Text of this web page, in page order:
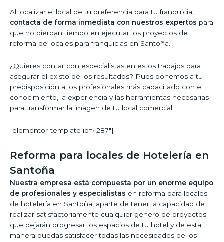
Al localizar el local de tu preferencia para tu franquicia,
contacta de forma inmediata con nuestros expertos para
que no pierdan tiempo en ejecutar los proyectos de
reforma de locales para franquicias en Santoña.
¿Quieres contar con especialistas en estos trabajos para
asegurar el existo de los resultados? Pues ponemos a tu
predisposición a los profesionales más capacitado con el
conocimiento, la experiencia y las herramientas necesarias
para transformar la imagen de tu local comercial.
[elementor-template id=»287″]
Reforma para locales de Hotelería en
Santoña
Nuestra empresa está compuesta por un enorme equipo
de profesionales y especialistas en reforma para locales
de hotelería en Santoña, aparte de tener la capacidad de
realizar satisfactoriamente cualquier género de proyectos
que dejarán progresar los espacios de tu hotel y de esta
manera puedas satisfacer todas las necesidades de los